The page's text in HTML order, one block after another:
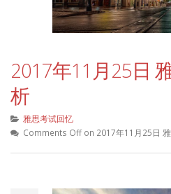
2017年11月25日
析
雅思考试回忆
Comments Offon 2017年11月25日